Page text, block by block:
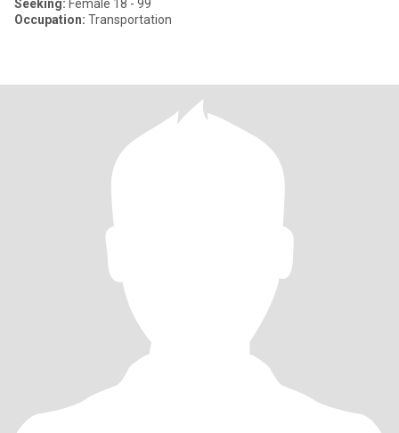
Seeking: Female 18 - 99
Occupation: Transportation